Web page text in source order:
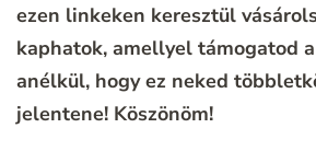
ezen linkeken keresztül
kaphatok, amellyel támogatod
anélkül, hogy ez neked
jelentene! Köszönöm!